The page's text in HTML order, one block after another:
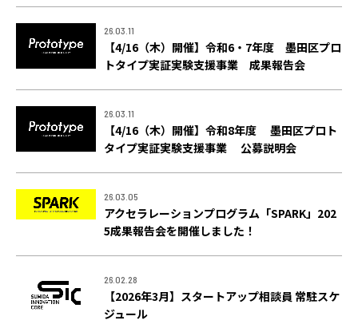
REPORT
プロジェクト・
ACCESS
アクセス
26.03.11
【4/16（木）開催】令和6・7年度 墨田区プロ
トタイプ実証実験支援事業 成果報告会
26.03.11
【4/16（木）開催】令和8年度 墨田区プロト
タイプ実証実験支援事業 公募説明会
26.03.05
アクセラレーションプログラム「SPARK」202
5成果報告会を開催しました！
26.02.28
【2026年3月】スタートアップ相談員 常駐スケ
ジュール